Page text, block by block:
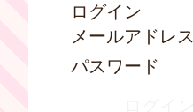
ログイン
メールアドレス
パスワード